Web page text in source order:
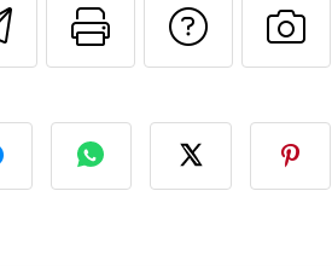
Enviar esta
ImprimaFalar